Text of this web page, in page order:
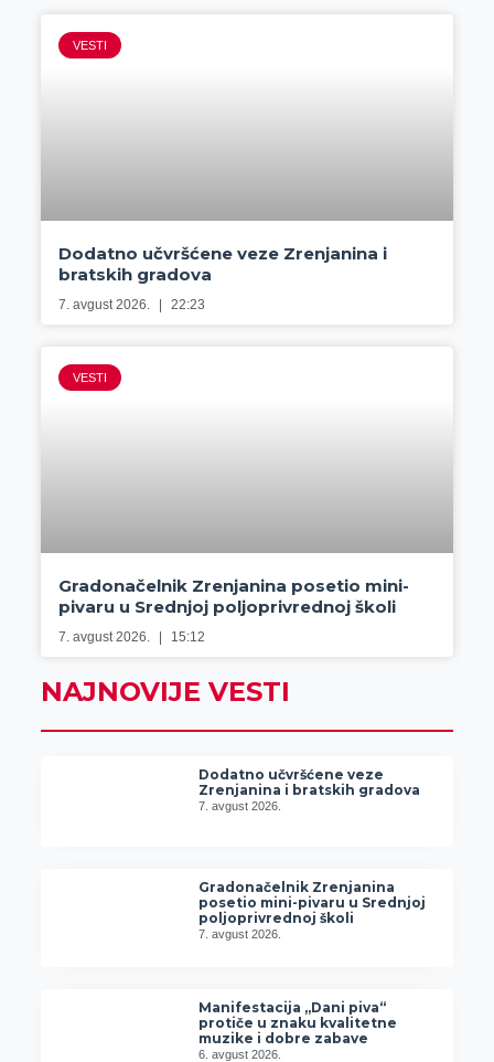
VESTI
Dodatno učvršćene veze Zrenjanina i
bratskih gradova
7. avgust 2026. 22:23
VESTI
Gradonačelnik Zrenjanina posetio mini-
pivaru u Srednjoj poljoprivrednoj školi
7. avgust 2026. 15:12
NAJNOVIJE VESTI
Dodatno učvršćene veze
Zrenjanina i bratskih gradova
7. avgust 2026.
Gradonačelnik Zrenjanina
posetio mini-pivaru u Srednjoj
poljoprivrednoj školi
7. avgust 2026.
Manifestacija „Dani piva“
protiče u znaku kvalitetne
muzike i dobre zabave
6. avgust 2026.